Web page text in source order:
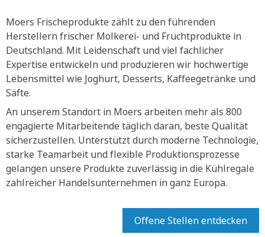
Moers Frischeprodukte zählt zu den führenden
Herstellern frischer Molkerei- und Fruchtprodukte in
Deutschland. Mit Leidenschaft und viel fachlicher
Expertise entwickeln und produzieren wir hochwertige
Lebensmittel wie Joghurt, Desserts, Kaffeegetränke und
Säfte.
An unserem Standort in Moers arbeiten mehr als 800
engagierte Mitarbeitende täglich daran, beste Qualität
sicherzustellen. Unterstützt durch moderne Technologie,
starke Teamarbeit und flexible Produktionsprozesse
gelangen unsere Produkte zuverlässig in die Kühlregale
zahlreicher Handelsunternehmen in ganz Europa.
Offene Stellen entdecken